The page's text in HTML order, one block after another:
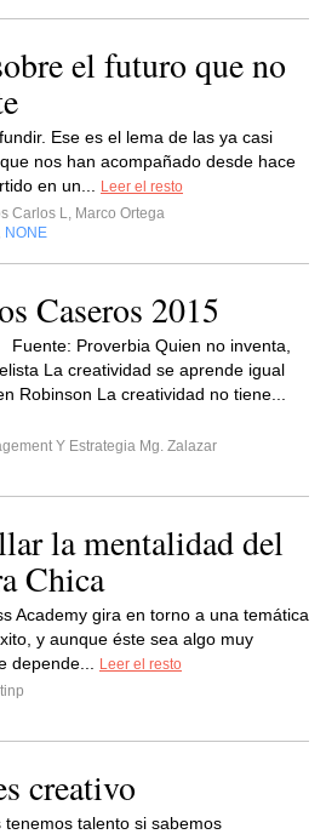
el futuro que no
Ese es el lema de las ya casi
nos han acompañado desde hace
en un...
Leer el resto
Carlos L, Marco Ortega
NONE
Caseros 2015
Fuente: Proverbia Quien no inventa,
La creatividad se aprende igual
Robinson La creatividad no tiene...
Y Estrategia Mg. Zalazar
la mentalidad del
Chica
Academy gira en torno a una temática
y aunque éste sea algo muy
depende...
Leer el resto
creativo
tenemos talento si sabemos